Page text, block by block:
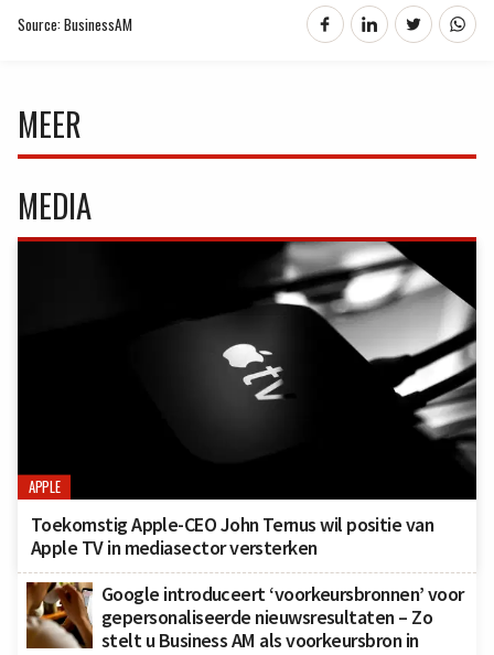
Source: BusinessAM
MEER
MEDIA
APPLE
Toekomstig Apple-CEO John Ternus wil positie van
Apple TV in mediasector versterken
Google introduceert ‘voorkeursbronnen’ voor
gepersonaliseerde nieuwsresultaten – Zo
stelt u Business AM als voorkeursbron in